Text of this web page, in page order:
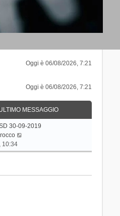
Oggi è 06/08/2026, 7:21
Oggi è 06/08/2026, 7:21
MESSAGGIO
30-09-2019
d
10:34